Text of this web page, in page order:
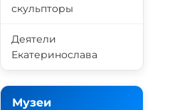
скульпторы
Деятели
Екатеринослава
Музеи